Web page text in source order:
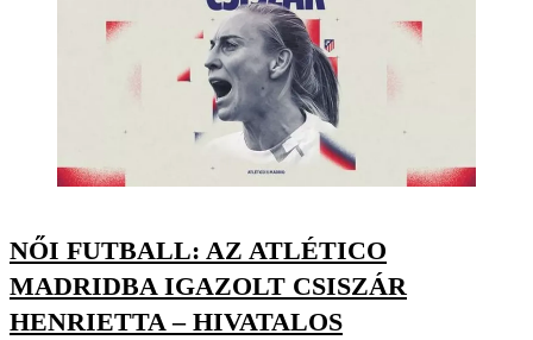
NŐI FUTBALL: AZ ATLÉTICO
MADRIDBA IGAZOLT CSISZÁR
HENRIETTA – HIVATALOS